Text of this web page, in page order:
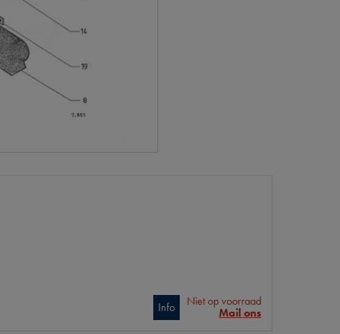
Info
Niet op voorraad
Mail ons